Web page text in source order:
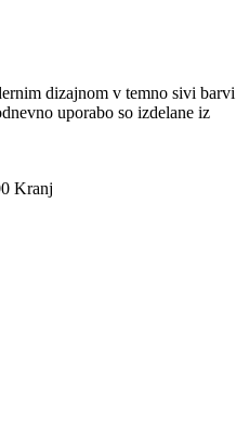
dizajnom v temno sivi barvi
uporabo so izdelane iz
Kranj